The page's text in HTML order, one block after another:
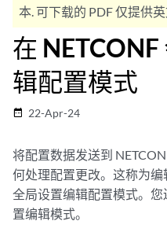
本. 可下载的 PDF 仅提供
在
辑配置模式
date_range 22-Apr-24
将配置数据发送到
何处理配置更改。这称为
全局设置编辑配置模式。
置编辑模式。